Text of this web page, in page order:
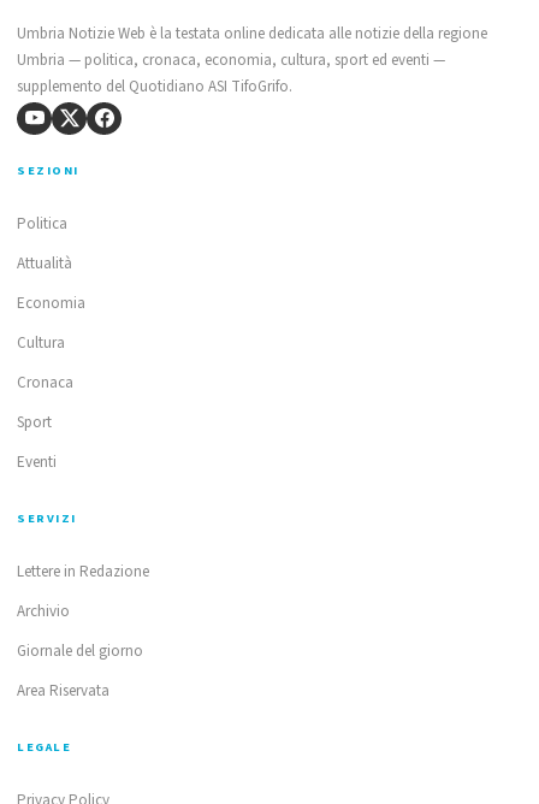
Umbria Notizie Web è la testata online dedicata alle notizie della regione
Umbria — politica, cronaca, economia, cultura, sport ed eventi —
supplemento del Quotidiano ASI TifoGrifo.
SEZIONI
Politica
Attualità
Economia
Cultura
Cronaca
Sport
Eventi
SERVIZI
Lettere in Redazione
Archivio
Giornale del giorno
Area Riservata
LEGALE